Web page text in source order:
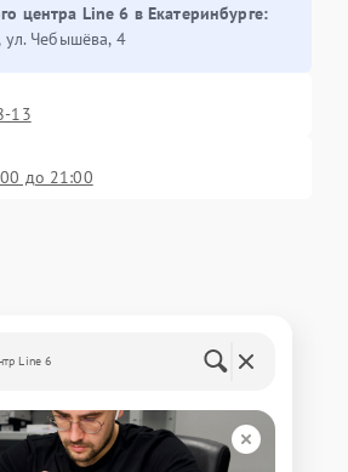
центра Line 6 в Екатеринбурге:
ул. Чебышёва, 4
13
до 21:00
Line 6